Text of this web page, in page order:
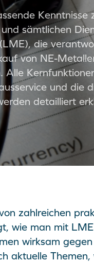
Kenntnisse
sämtlichen
die
von NE-
Alle
und die
detailliert
zahlreichen
wie man mit
wirksam
aktuelle